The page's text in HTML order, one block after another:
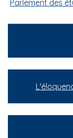
Parlement des